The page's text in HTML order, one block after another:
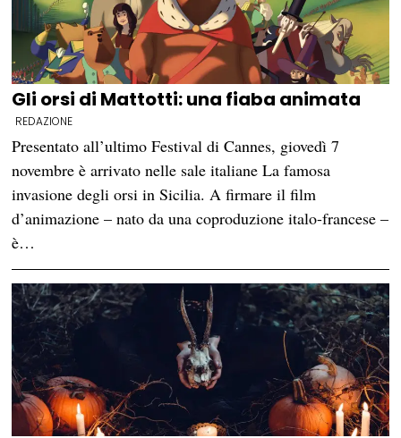
Gli orsi di Mattotti: una fiaba animata
REDAZIONE
Presentato all’ultimo Festival di Cannes, giovedì 7
novembre è arrivato nelle sale italiane La famosa
invasione degli orsi in Sicilia. A firmare il film
d’animazione – nato da una coproduzione italo-francese –
è…